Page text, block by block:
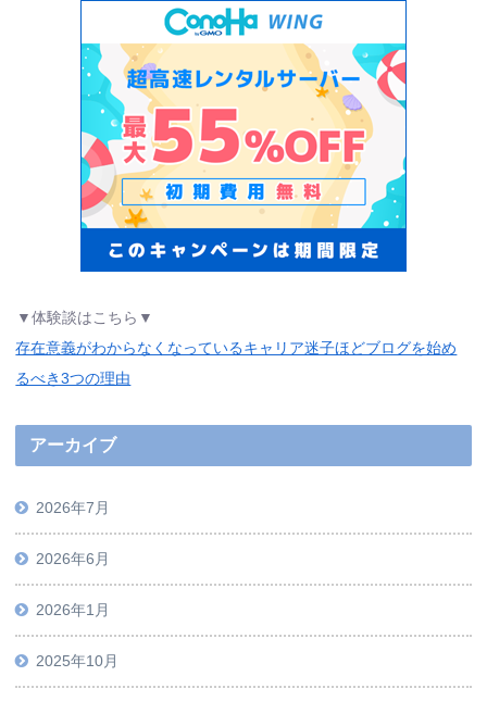
▼体験談はこちら▼
存在意義がわからなくなっているキャリア迷子ほどブログを始め
るべき3つの理由
アーカイブ
2026年7月
2026年6月
2026年1月
2025年10月